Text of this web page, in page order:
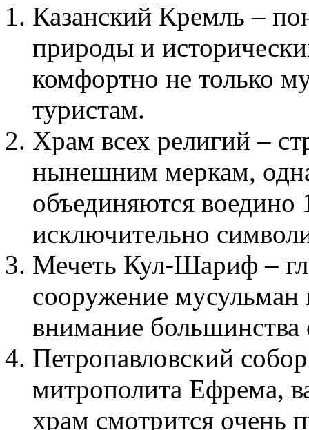
Казанский Кремль –
природы и
комфортно не только
туристам.
Храм всех религий –
нынешним меркам,
объединяются
исключительно
Мечеть Кул-Шариф –
сооружение мусульман
внимание
Петропавловский
митрополита Ефрема,
храм смотрится очень